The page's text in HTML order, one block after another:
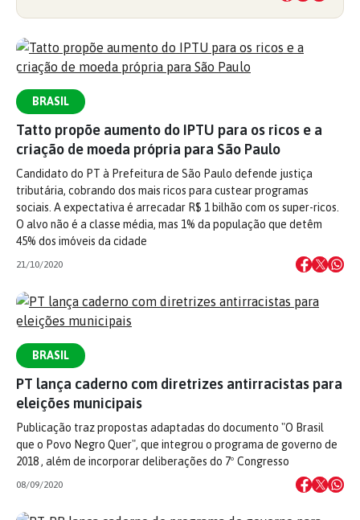
BRASIL
Tatto propõe aumento do IPTU para os ricos e a
criação de moeda própria para São Paulo
Candidato do PT à Prefeitura de São Paulo defende justiça
tributária, cobrando dos mais ricos para custear programas
sociais. A expectativa é arrecadar R$ 1 bilhão com os super-ricos.
O alvo não é a classe média, mas 1% da população que detêm
45% dos imóveis da cidade
21/10/2020
BRASIL
PT lança caderno com diretrizes antirracistas para
eleições municipais
Publicação traz propostas adaptadas do documento "O Brasil
que o Povo Negro Quer", que integrou o programa de governo de
2018 , além de incorporar deliberações do 7º Congresso
08/09/2020